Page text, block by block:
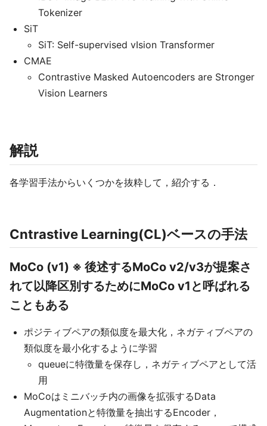
Tokenizer
SiT
SiT: Self-supervised vIsion Transformer
CMAE
Contrastive Masked Autoencoders are Stronger
Vision Learners
解説
各学習手法からいくつかを抜粋して，紹介する．
Cntrastive Learning(CL)ベースの手法
MoCo (v1) ※ 後述するMoCo v2/v3が提案さ
れて以降区別するためにMoCo v1と呼ばれる
こともある
ポジティブペアの類似度を最大化，ネガティブペアの
類似度を最小化するように学習
queueに特徴量を保存し，ネガティブペアとして活
用
MoCoはミニバッチ内の画像を拡張するData
Augmentationと特徴量を抽出するEncoder，